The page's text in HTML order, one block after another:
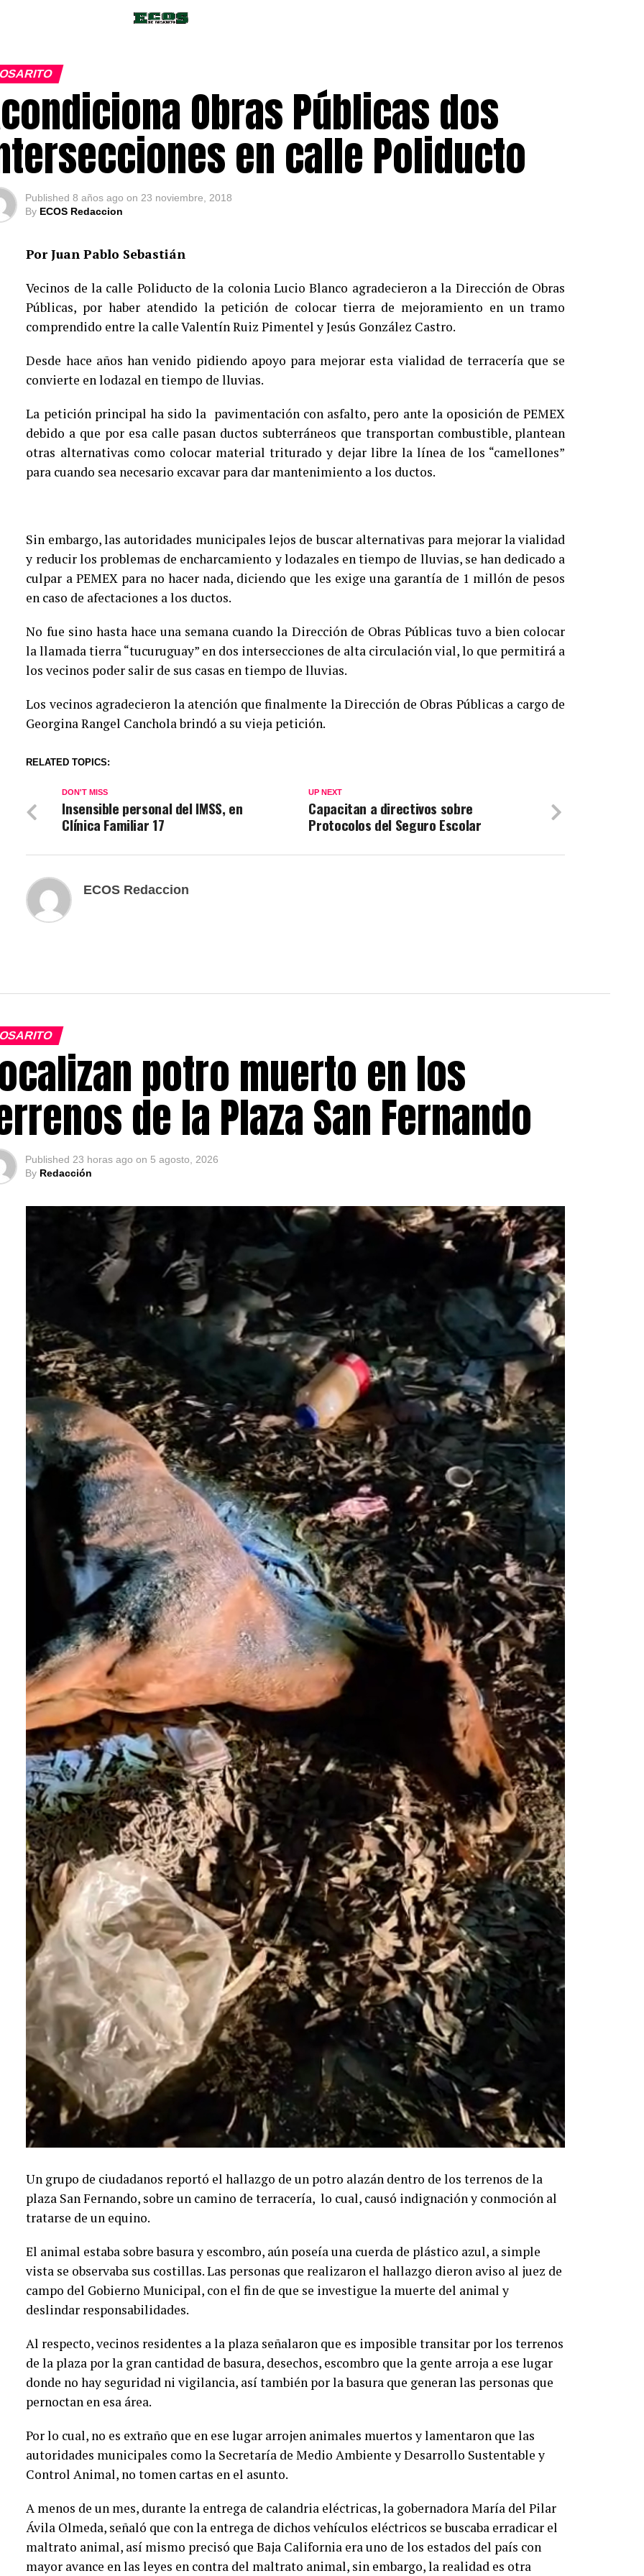
Obras Públicas dos
en calle Poliducto
Published 8 años ago on 23 noviembre, 2018
By ECOS Redaccion
Por Juan Pablo Sebastián
Vecinos de la calle Poliducto de la colonia Lucio Blanco agradecieron a la Dirección de Obras
Públicas, por haber atendido la petición de colocar tierra de mejoramiento en un tramo
comprendido entre la calle Valentín Ruiz Pimentel y Jesús González Castro.
Desde hace años han venido pidiendo apoyo para mejorar esta vialidad de terracería que se
convierte en lodazal en tiempo de lluvias.
La petición principal ha sido la pavimentación con asfalto, pero ante la oposición de PEMEX
debido a que por esa calle pasan ductos subterráneos que transportan combustible, plantean
otras alternativas como colocar material triturado y dejar libre la línea de los “camellones”
para cuando sea necesario excavar para dar mantenimiento a los ductos.
Sin embargo, las autoridades municipales lejos de buscar alternativas para mejorar la vialidad
y reducir los problemas de encharcamiento y lodazales en tiempo de lluvias, se han dedicado a
culpar a PEMEX para no hacer nada, diciendo que les exige una garantía de 1 millón de pesos
en caso de afectaciones a los ductos.
No fue sino hasta hace una semana cuando la Dirección de Obras Públicas tuvo a bien colocar
la llamada tierra “tucuruguay” en dos intersecciones de alta circulación vial, lo que permitirá a
los vecinos poder salir de sus casas en tiempo de lluvias.
Los vecinos agradecieron la atención que finalmente la Dirección de Obras Públicas a cargo de
Georgina Rangel Canchola brindó a su vieja petición.
RELATED TOPICS:
UP NEXT
Capacitan a directivos sobre
Protocolos del Seguro Escolar
DON'T MISS
Insensible personal del IMSS, en
Clínica Familiar 17
ECOS Redaccion
potro muerto en los
de la Plaza San Fernando
Published 23 horas ago on 5 agosto, 2026
By Redacción
Un grupo de ciudadanos reportó el hallazgo de un potro alazán dentro de los terrenos de la
plaza San Fernando, sobre un camino de terracería, lo cual, causó indignación y conmoción al
tratarse de un equino.
El animal estaba sobre basura y escombro, aún poseía una cuerda de plástico azul, a simple
vista se observaba sus costillas. Las personas que realizaron el hallazgo dieron aviso al juez de
campo del Gobierno Municipal, con el fin de que se investigue la muerte del animal y
deslindar responsabilidades.
Al respecto, vecinos residentes a la plaza señalaron que es imposible transitar por los terrenos
de la plaza por la gran cantidad de basura, desechos, escombro que la gente arroja a ese lugar
donde no hay seguridad ni vigilancia, así también por la basura que generan las personas que
pernoctan en esa área.
Por lo cual, no es extraño que en ese lugar arrojen animales muertos y lamentaron que las
autoridades municipales como la Secretaría de Medio Ambiente y Desarrollo Sustentable y
Control Animal, no tomen cartas en el asunto.
A menos de un mes, durante la entrega de calandria eléctricas, la gobernadora María del Pilar
Ávila Olmeda, señaló que con la entrega de dichos vehículos eléctricos se buscaba erradicar el
maltrato animal, así mismo precisó que Baja California era uno de los estados del país con
mayor avance en las leyes en contra del maltrato animal, sin embargo, la realidad es otra